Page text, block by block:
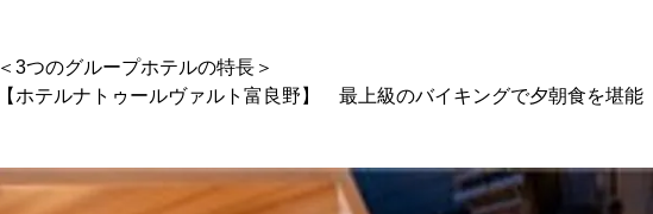
＜3つのグループホテルの特長＞
【ホテルナトゥールヴァルト富良野】 最上級のバイキングで夕朝食を堪能